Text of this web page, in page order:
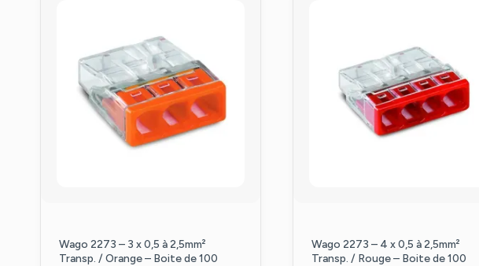
Wago 2273 – 3 x 0,5 à 2,5mm²
Transp. / Orange – Boite de 100
Wago 2273 – 4 x 0,5 à 2,5mm²
Transp. / Rouge – Boite de 100